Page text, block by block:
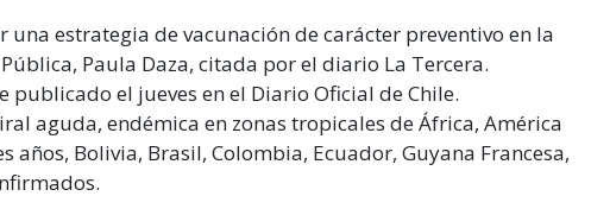
una estrategia de vacunación de carácter preventivo en la
Paula Daza, citada por el diario La Tercera.
el jueves en el Diario Oficial de Chile.
aguda, endémica en zonas tropicales de África, América
años, Bolivia, Brasil, Colombia, Ecuador, Guyana Francesa,